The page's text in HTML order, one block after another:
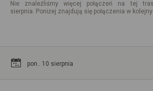
Nie znaleźliśmy więcej połączeń na tej
sierpnia. Poniżej znajdują się połączenia w
pon.. 10 sierpnia